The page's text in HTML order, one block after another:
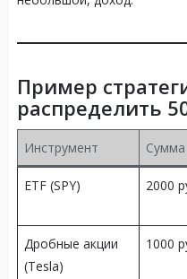
Пример
распределить
Инструмент Сумма
ETF (SPY) 2000
Дробные акции
(Tesla)
1000